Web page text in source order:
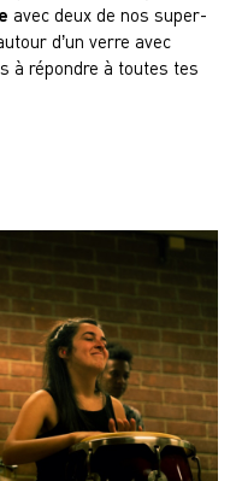
avec deux de nos super-
d’un verre avec
à répondre à toutes tes